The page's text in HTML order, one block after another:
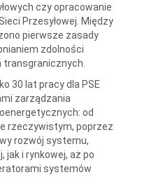
czy opracowanie
Przesyłowej. Między
pierwsze zasady
zdolności
transgranicznych.
30 lat pracy dla PSE
zarządzania
od
rzeczywistym, poprzez
rozwój systemu,
jak i rynkowej, aż po
systemów